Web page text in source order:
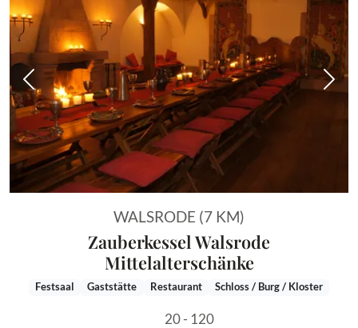
Vorheriges Bild
WALSRODE (7 KM)
Zauberkessel Walsrode
Mittelalterschänke
Festsaal Gaststätte Restaurant Schloss / Burg / Kloster
20 - 120